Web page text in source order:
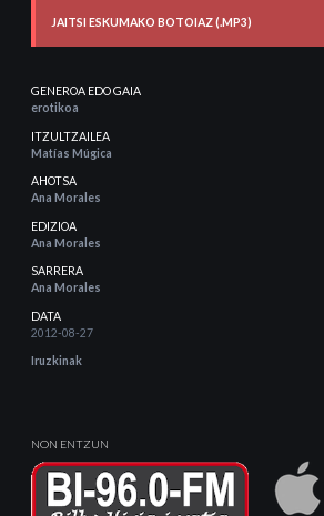
JAITSI ESKUMAKO BOTOIAZ (.MP3)
GENEROA EDO GAIA
erotikoa
ITZULTZAILEA
Matías Múgica
AHOTSA
Ana Morales
EDIZIOA
Ana Morales
SARRERA
Ana Morales
DATA
2012-08-27
Iruzkinak
NON ENTZUN